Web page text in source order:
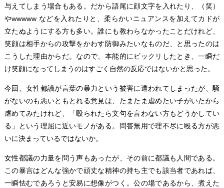
与えてしまう場合もある。だから語尾に顔文字を入れたり、（笑）
やwwwww などを入れたりと、柔らかいニュアンスを加えてカドが
立たぬようにする方も多い。誰にも教わらなかったことだけれど、
笑顔は相手からの攻撃をかわす防御みたいなものだ、と思ったのは
こうした理由からだ。なので、本能的にビックリしたとき、一瞬だ
け笑顔になってしまうのはすごく自然の反応ではないかと思った。
今回、女性都議が言葉の暴力という被害に遭われてしまったが、騒
がないのも悪いともとれる意見は、たまたま虐めたい子がいたから
虐めてみたけれど、「殴られたら文句を言わない方もどうかしてい
る」という理屈に近いモノがある。問答無用で理不尽に殴る方が悪
いに決まっているではないか。
女性都議の力量を問う声もあったが、その前に都議も人間である。
この暴言はどんな強かで頑丈な精神の持ち主でも該当者であれば、
一瞬怯むであろうと安易に想像がつく。公の場であるから、煮えた